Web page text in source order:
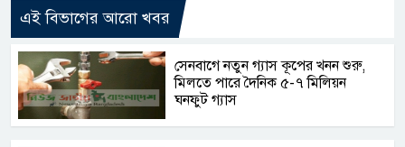
এই বিভাগের আরো খবর
সেনবাগে নতুন গ্যাস কূপের খনন শুরু,
মিলতে পারে দৈনিক ৫-৭ মিলিয়ন
ঘনফুট গ্যাস